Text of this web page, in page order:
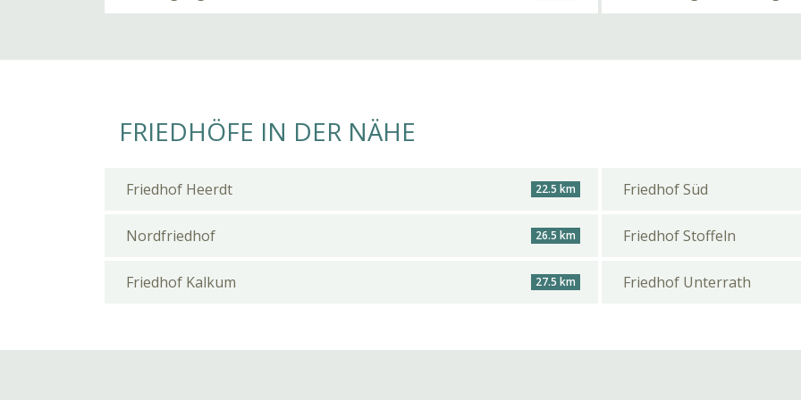
FRIEDHÖFE IN DER NÄHE
Friedhof Heerdt 22.5 km Friedhof Süd
Nordfriedhof 26.5 km Friedhof Stoffeln
Friedhof Kalkum 27.5 km Friedhof Unterrath